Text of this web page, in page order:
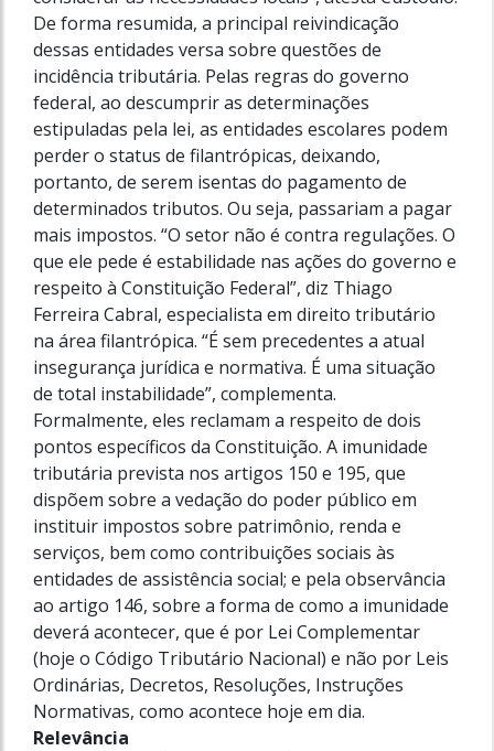
De forma resumida, a principal reivindicação
dessas entidades versa sobre questões de
incidência tributária. Pelas regras do governo
federal, ao descumprir as determinações
estipuladas pela lei, as entidades escolares podem
perder o status de filantrópicas, deixando,
portanto, de serem isentas do pagamento de
determinados tributos. Ou seja, passariam a pagar
mais impostos. “O setor não é contra regulações. O
que ele pede é estabilidade nas ações do governo e
respeito à Constituição Federal”, diz Thiago
Ferreira Cabral, especialista em direito tributário
na área filantrópica. “É sem precedentes a atual
insegurança jurídica e normativa. É uma situação
de total instabilidade”, complementa.
Formalmente, eles reclamam a respeito de dois
pontos específicos da Constituição. A imunidade
tributária prevista nos artigos 150 e 195, que
dispõem sobre a vedação do poder público em
instituir impostos sobre patrimônio, renda e
serviços, bem como contribuições sociais às
entidades de assistência social; e pela observância
ao artigo 146, sobre a forma de como a imunidade
deverá acontecer, que é por Lei Complementar
(hoje o Código Tributário Nacional) e não por Leis
Ordinárias, Decretos, Resoluções, Instruções
Normativas, como acontece hoje em dia.
Relevância